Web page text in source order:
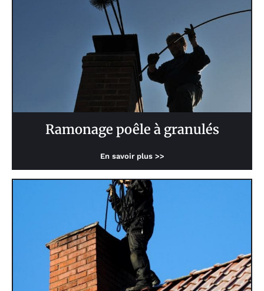
Ramonage poêle à granulés
En savoir plus >>